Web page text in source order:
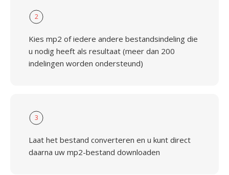
2
Kies mp2 of iedere andere bestandsindeling die
u nodig heeft als resultaat (meer dan 200
indelingen worden ondersteund)
3
Laat het bestand converteren en u kunt direct
daarna uw mp2-bestand downloaden